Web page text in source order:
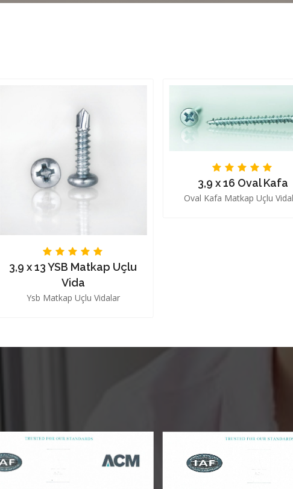
3,9 x 13 YSB Matkap Uçlu
Vida
Ysb Matkap Uçlu Vidalar
3,9 x 16 Oval Kafa
Oval Kafa Matkap Uçlu